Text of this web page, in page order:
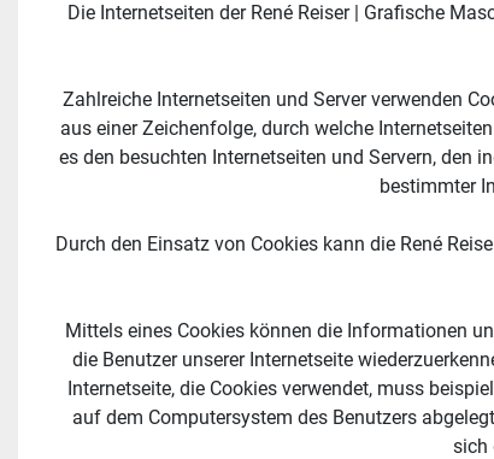
Die Internetseiten der René Reiser | Grafische
Zahlreiche Internetseiten und Server verwenden
aus einer Zeichenfolge, durch welche
es den besuchten Internetseiten und Servern, den
bestimmter
Durch den Einsatz von Cookies kann die René
Mittels eines Cookies können die Informationen
die Benutzer unserer Internetseite
Internetseite, die Cookies verwendet, muss
auf dem Computersystem des Benutzers
sich